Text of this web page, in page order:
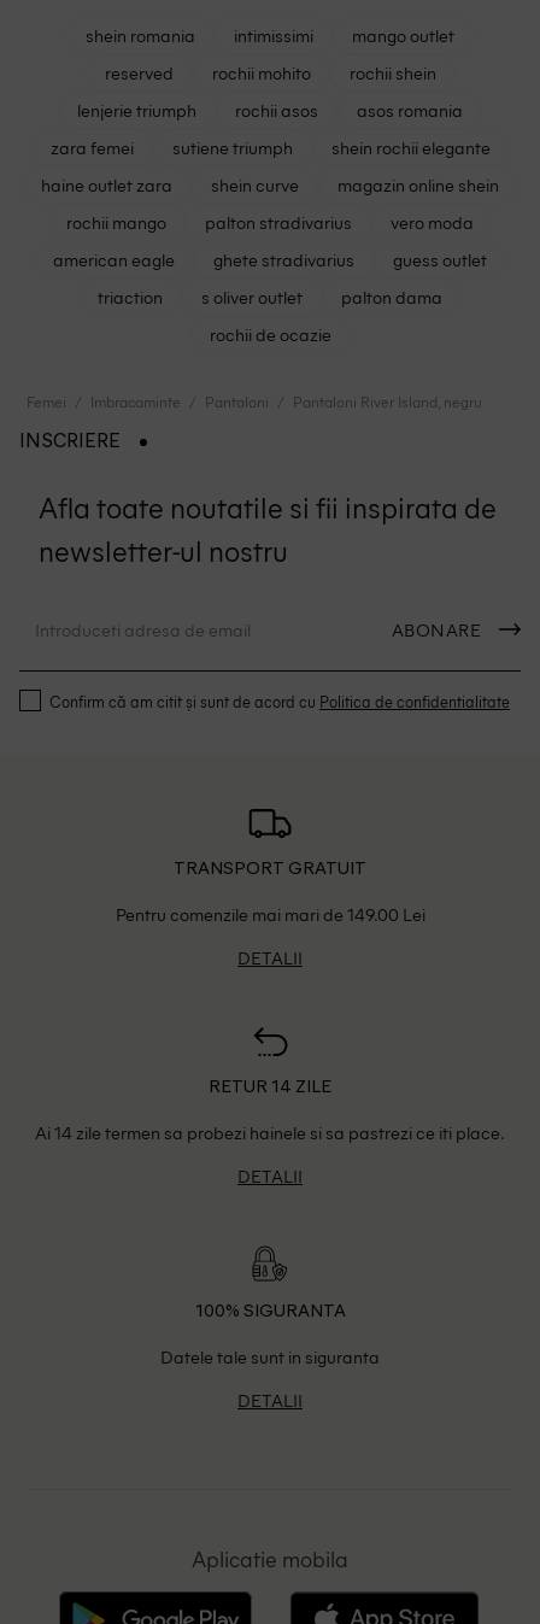
shein romania intimissimi
mango outlet
reserved
rochii mohito
rochii shein
lenjerie triumph
rochii asos
asos romania
zara femei
sutiene triumph
shein rochii elegante
haine outlet zara
shein curve
magazin online shein
rochii mango
palton stradivarius
vero moda
american eagle
ghete stradivarius
guess outlet
triaction
s oliver outlet
palton dama
rochii de ocazie
Femei Imbracaminte Pantaloni Pantaloni River Island, negru
INSCRIERE
Afla toate noutatile si fii inspirata de
newsletter-ul nostru
ABONARE
Confirm că am citit și sunt de acord cu Politica de confidentialitate
TRANSPORT GRATUIT
Pentru comenzile mai mari de 149.00 Lei
DETALII
RETUR 14 ZILE
Ai 14 zile termen sa probezi hainele si sa pastrezi ce iti place.
DETALII
100% SIGURANTA
Datele tale sunt in siguranta
DETALII
Aplicatie mobila